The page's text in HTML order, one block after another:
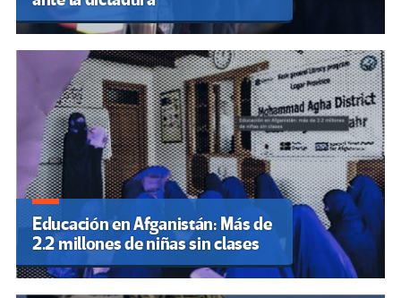
Educación en Afganistán: Más de
2.2 millones de niñas sin clases